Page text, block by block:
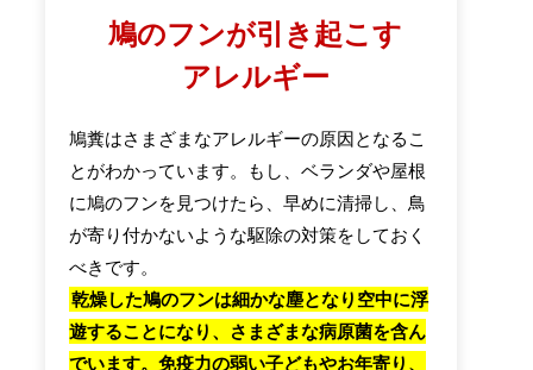
鳩のフンが引き起こす
アレルギー
鳩糞はさまざまなアレルギーの原因となるこ
とがわかっています。もし、ベランダや屋根
に鳩のフンを見つけたら、早めに清掃し、鳥
が寄り付かないような駆除の対策をしておく
べきです。
乾燥した鳩のフンは細かな塵となり空中に浮
遊することになり、さまざまな病原菌を含ん
でいます。免疫力の弱い子どもやお年寄り、